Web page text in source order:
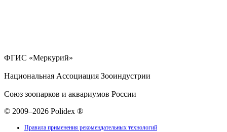
ФГИС «Меркурий»
Национальная Ассоциация Зооиндустрии
Союз зоопарков и аквариумов России
© 2009–2026 Polidex ®
Правила применения рекомендательных технологий